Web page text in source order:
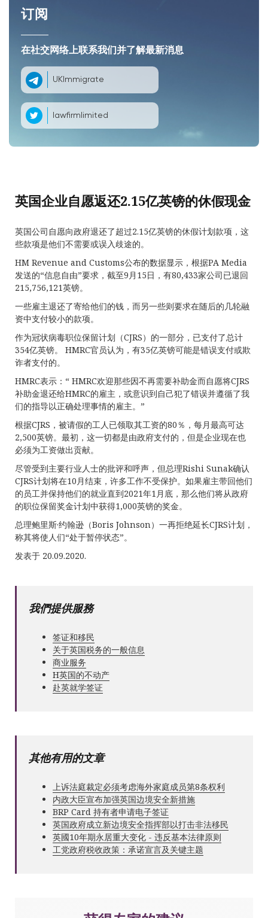
订阅
在社交网络上联系我们并了解最新消息
UKImmigrate
lawfirmlimited
英国企业自愿返还2.15亿英镑的休假现金
英国公司自愿向政府退还了超过2.15亿英镑的休假计划款项，这
些款项是他们不需要或误入歧途的。
HM Revenue and Customs公布的数据显示，根据PA Media
发送的“信息自由”要求，截至9月15日，有80,433家公司已退回
215,756,121英镑。
一些雇主退还了寄给他们的钱，而另一些则要求在随后的几轮融
资中支付较小的款项。
作为冠状病毒职位保留计划（CJRS）的一部分，已支付了总计
354亿英镑。 HMRC官员认为，有35亿英镑可能是错误支付或欺
诈者支付的。
HMRC表示：“ HMRC欢迎那些因不再需要补助金而自愿将CJRS
补助金退还给HMRC的雇主，或意识到自己犯了错误并遵循了我
们的指导以正确处理事情的雇主。”
根据CJRS，被请假的工人已领取其工资的80％，每月最高可达
2,500英镑。最初，这一切都是由政府支付的，但是企业现在也
必须为工资做出贡献。
尽管受到主要行业人士的批评和呼声，但总理Rishi Sunak确认
CJRS计划将在10月结束，许多工作不受保护。如果雇主带回他们
的员工并保持他们的就业直到2021年1月底，那么他们将从政府
的职位保留奖金计划中获得1,000英镑的奖金。
总理鲍里斯·约翰逊（Boris Johnson）一再拒绝延长CJRS计划，
称其将使人们“处于暂停状态”。
发表于 20.09.2020.
我們提供服務
签证和移民
关于英国税务的一般信息
商业服务
Н英国的不动产
赴英就学签证
其他有用的文章
上诉法庭裁定必须考虑海外家庭成员第8条权利
内政大臣宣布加强英国边境安全新措施
BRP Card 持有者申请电子签证
英国政府成立新边境安全指挥部以打击非法移民
英國10年期永居重大变化 - 违反基本法律原则
工党政府税收政策：承诺宣言及关键主题